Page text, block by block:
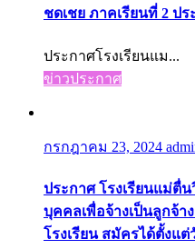
ชดเชย ภาคเรียนที่ 2 ปร
ประกาศโรงเรียนแม...
ข่าวประกาศ
กรกฎาคม 23, 2024
ประกาศ โรงเรียนแม่ตื่
บุคคลเพื่อจ้างเป็นลูกจ้า
โรงเรียน สมัครได้ตั้งแต่